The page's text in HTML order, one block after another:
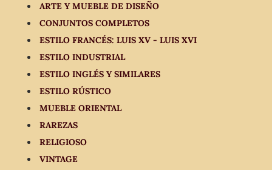
ARTE Y MUEBLE DE DISEÑO
CONJUNTOS COMPLETOS
ESTILO FRANCÉS: LUIS XV - LUIS XVI
ESTILO INDUSTRIAL
ESTILO INGLÉS Y SIMILARES
ESTILO RÚSTICO
MUEBLE ORIENTAL
RAREZAS
RELIGIOSO
VINTAGE